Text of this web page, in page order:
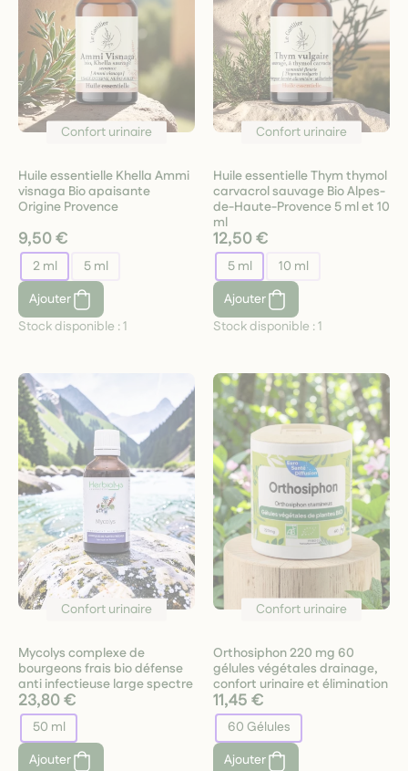
Confort urinaire
Huile essentielle Khella Ammi
visnaga Bio apaisante
Origine Provence
9,50 €
2 ml
5 ml
Ajouter
Stock disponible :1
Confort urinaire
Huile essentielle Thym thymol
carvacrol sauvage Bio Alpes-
de-Haute-Provence 5 ml et 10
ml
12,50 €
5 ml
10 ml
Ajouter
Stock disponible :1
Confort urinaire
Mycolys complexe de
bourgeons frais bio défense
anti infectieuse large spectre
23,80 €
50 ml
Ajouter
Confort urinaire
Orthosiphon 220 mg 60
gélules végétales drainage,
confort urinaire et élimination
11,45 €
60 Gélules
Ajouter